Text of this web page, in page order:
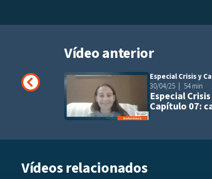
Vídeo anterior
Especial Crisis y
30/04/25
54 min
Especial
Capítulo 07:
Vídeos relacionados